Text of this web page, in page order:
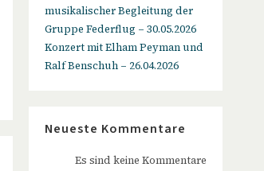
musikalischer Begleitung der
Gruppe Federflug – 30.05.2026
Konzert mit Elham Peyman und
Ralf Benschuh – 26.04.2026
Neueste Kommentare
Es sind keine Kommentare